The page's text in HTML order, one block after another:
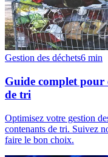
Gestion des déchets6 min
Guide complet pour
de tri
Optimisez votre gestion
contenants de tri. Suivez
faire le bon choix.